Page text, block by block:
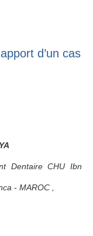
d’un cas
Dentaire CHU Ibn
- MAROC ,